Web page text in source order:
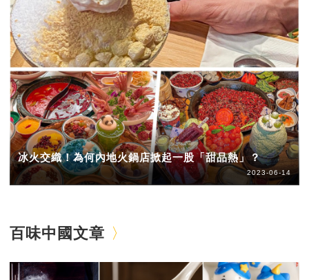
冰火交織！為何內地火鍋店掀起一股「甜品熱」？
2023-06-14
百味中國文章